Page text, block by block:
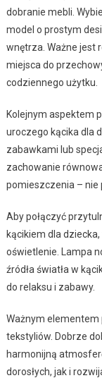
dobranie mebli.
model o prostym
wnętrza. Ważne jest
miejsca do
codziennego użytku.
Kolejnym aspektem
uroczego kącika dla
zabawkami lub
zachowanie
pomieszczenia – nie
Aby połączyć
kącikiem dla
oświetlenie. Lampa
źródła światła w
do relaksu i zabawy.
Ważnym elementem
tekstyliów. Dobrze
harmonijną
dorosłych, jak i